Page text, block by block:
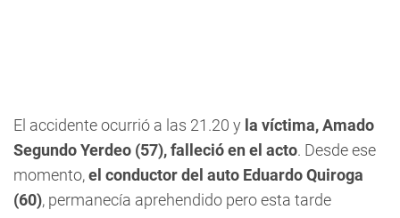
El accidente ocurrió a las 21.20 y la víctima, Amado
Segundo Yerdeo (57), falleció en el acto. Desde ese
momento,el conductor del auto Eduardo Quiroga
(60), permanecía aprehendido pero esta tarde